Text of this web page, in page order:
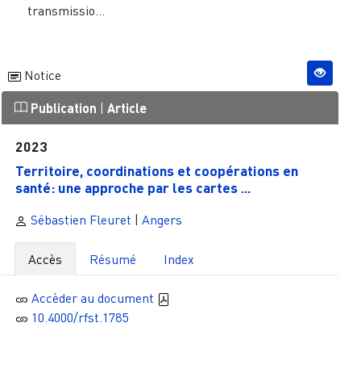
transmissio...
Notice
Publication | Article
2023
Territoire, coordinations et coopérations en
santé: une approche par les cartes ...
Sébastien Fleuret Angers
Accès Résumé Index
Accèder au document
10.4000/rfst.1785